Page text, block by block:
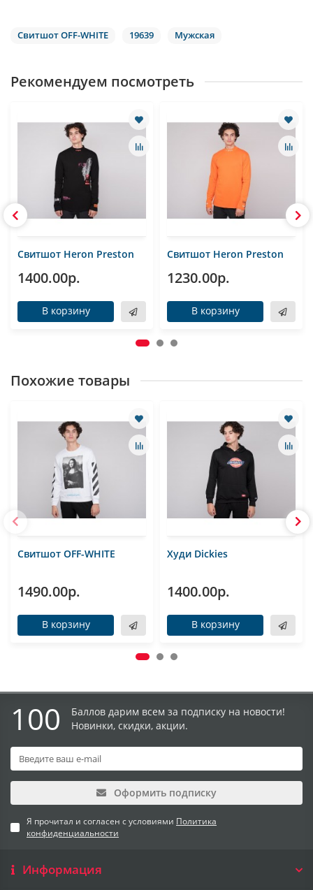
Свитшот OFF-WHITE 19639 Мужская
Рекомендуем посмотреть
Свитшот Heron Preston
1400.00р.
В корзину
Свитшот Heron Preston
1230.00р.
В корзину
Похожие товары
Свитшот OFF-WHITE
1490.00р.
В корзину
Худи Dickies
1400.00р.
В корзину
100
Баллов дарим всем за подписку на новости!
Новинки, скидки, акции.
Оформить подписку
Я прочитал и согласен с условиями Политика
конфиденциальности
Информация